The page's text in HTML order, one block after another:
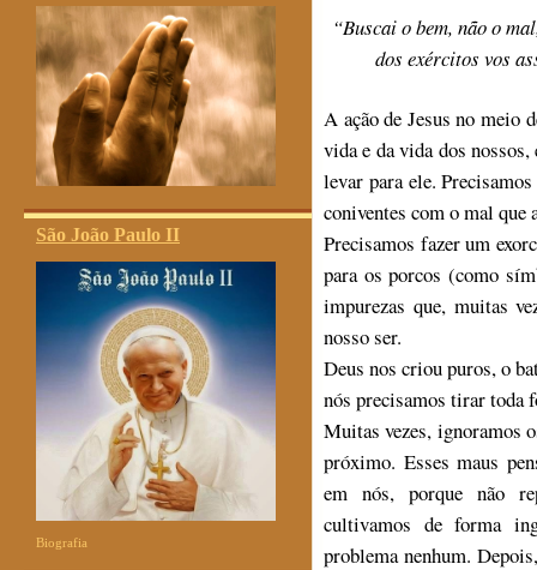
São João Paulo II
Biografia
“Buscai o bem, não o
dos exércitos vos
A ação de Jesus no meio
vida e da vida dos
levar para ele.
coniventes com o mal que
Precisamos fazer um
para os porcos (como
impurezas que, muitas
nosso ser.
Deus nos criou puros, o
nós precisamos tirar toda
Muitas vezes, ignoramos
próximo. Esses maus
em nós, porque não
cultivamos deforma
problema nenhum.